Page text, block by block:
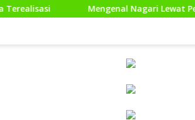
Mengenal Nagari Lewat Peta: Langkah Kecil